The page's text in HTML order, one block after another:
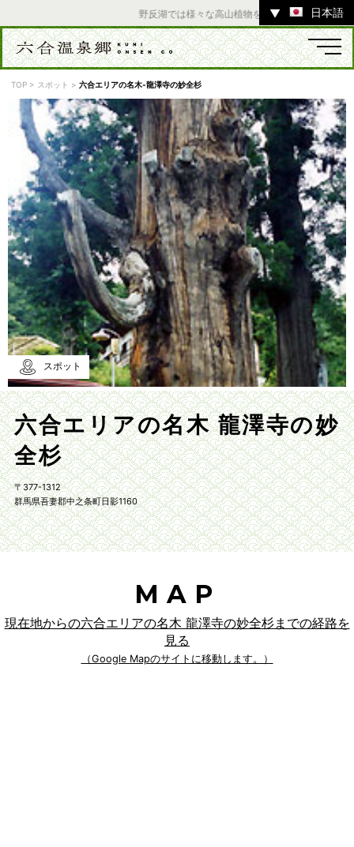
野反湖では様々な高山植物をお楽しみいただけ
▼ 日本語
温泉 宿 お店 スポット
体験 イベント ツアー
中之条町その他のエリア
TOP > スポット >六合エリアの名木-龍澤寺の妙全杉
スポット
六合エリアの名木 龍澤寺の妙
全杉
〒377-1312
群馬県吾妻郡中之条町日影1160
MAP
現在地からの六合エリアの名木 龍澤寺の妙全杉までの経路を
見る
（Google Mapのサイトに移動します。）